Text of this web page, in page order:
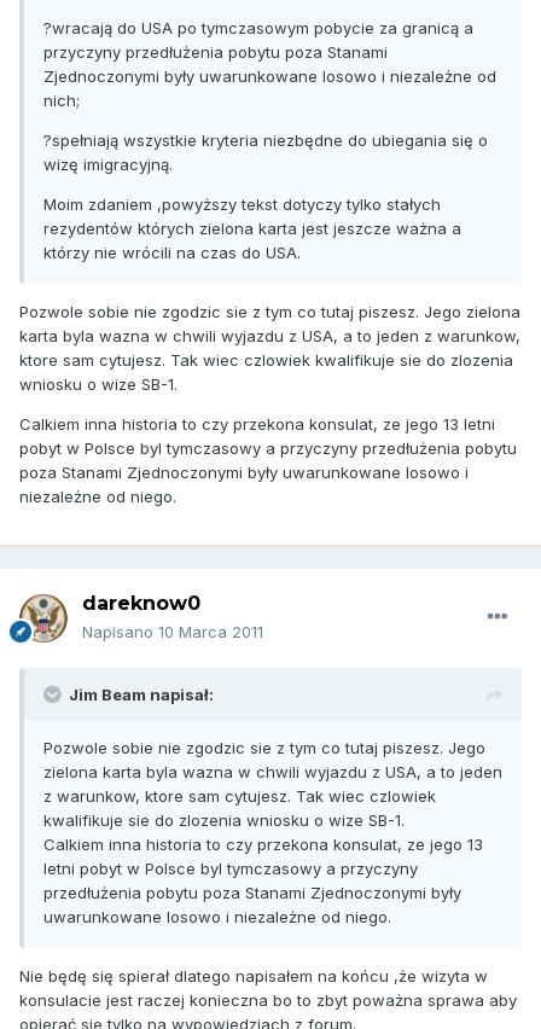
?wracają do USA po tymczasowym pobycie za granicą a
przyczyny przedłużenia pobytu poza Stanami
Zjednoczonymi były uwarunkowane losowo i niezależne od
nich;
?spełniają wszystkie kryteria niezbędne do ubiegania się o
wizę imigracyjną.
Moim zdaniem ,powyższy tekst dotyczy tylko stałych
rezydentów których zielona karta jest jeszcze ważna a
którzy nie wrócili na czas do USA.
Pozwole sobie nie zgodzic sie z tym co tutaj piszesz. Jego zielona
karta byla wazna w chwili wyjazdu z USA, a to jeden z warunkow,
ktore sam cytujesz. Tak wiec czlowiek kwalifikuje sie do zlozenia
wniosku o wize SB-1.
Calkiem inna historia to czy przekona konsulat, ze jego 13 letni
pobyt w Polsce byl tymczasowy a przyczyny przedłużenia pobytu
poza Stanami Zjednoczonymi były uwarunkowane losowo i
niezależne od niego.
dareknow0
Napisano 10 Marca 2011
Jim Beam napisał:
Pozwole sobie nie zgodzic sie z tym co tutaj piszesz. Jego
zielona karta byla wazna w chwili wyjazdu z USA, a to jeden
z warunkow, ktore sam cytujesz. Tak wiec czlowiek
kwalifikuje sie do zlozenia wniosku o wize SB-1.
Calkiem inna historia to czy przekona konsulat, ze jego 13
letni pobyt w Polsce byl tymczasowy a przyczyny
przedłużenia pobytu poza Stanami Zjednoczonymi były
uwarunkowane losowo i niezależne od niego.
Nie będę się spierał dlatego napisałem na końcu ,że wizyta w
konsulacie jest raczej konieczna bo to zbyt poważna sprawa aby
opierać sie tylko na wypowiedziach z forum.